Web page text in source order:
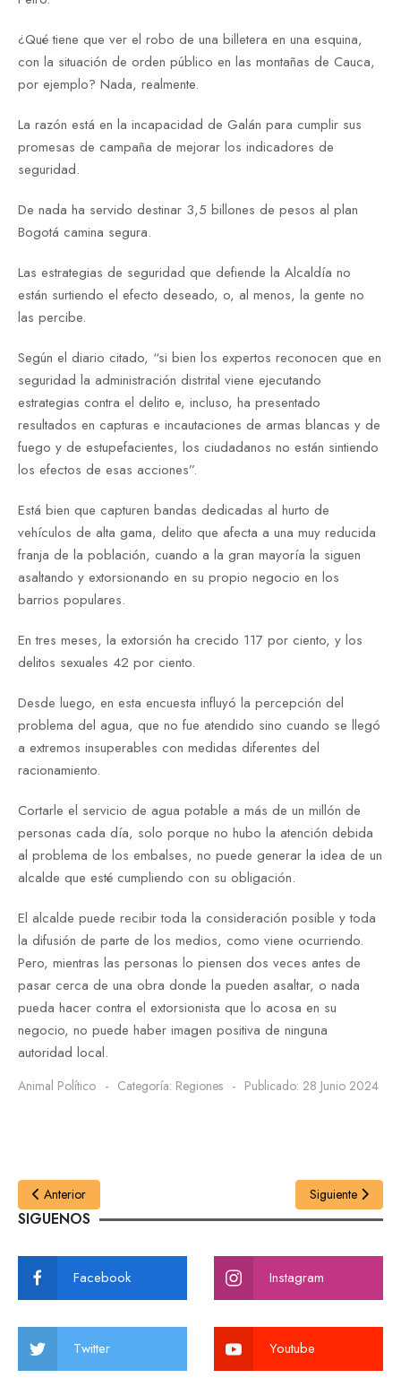
¿Qué tiene que ver el robo de una billetera en una esquina,
con la situación de orden público en las montañas de Cauca,
por ejemplo? Nada, realmente.
La razón está en la incapacidad de Galán para cumplir sus
promesas de campaña de mejorar los indicadores de
seguridad.
De nada ha servido destinar 3,5 billones de pesos al plan
Bogotá camina segura.
Las estrategias de seguridad que defiende la Alcaldía no
están surtiendo el efecto deseado, o, al menos, la gente no
las percibe.
Según el diario citado, “si bien los expertos reconocen que en
seguridad la administración distrital viene ejecutando
estrategias contra el delito e, incluso, ha presentado
resultados en capturas e incautaciones de armas blancas y de
fuego y de estupefacientes, los ciudadanos no están sintiendo
los efectos de esas acciones”.
Está bien que capturen bandas dedicadas al hurto de
vehículos de alta gama, delito que afecta a una muy reducida
franja de la población, cuando a la gran mayoría la siguen
asaltando y extorsionando en su propio negocio en los
barrios populares.
En tres meses, la extorsión ha crecido 117 por ciento, y los
delitos sexuales 42 por ciento.
Desde luego, en esta encuesta influyó la percepción del
problema del agua, que no fue atendido sino cuando se llegó
a extremos insuperables con medidas diferentes del
racionamiento.
Cortarle el servicio de agua potable a más de un millón de
personas cada día, solo porque no hubo la atención debida
al problema de los embalses, no puede generar la idea de un
alcalde que esté cumpliendo con su obligación.
El alcalde puede recibir toda la consideración posible y toda
la difusión de parte de los medios, como viene ocurriendo.
Pero, mientras las personas lo piensen dos veces antes de
pasar cerca de una obra donde la pueden asaltar, o nada
pueda hacer contra el extorsionista que lo acosa en su
negocio, no puede haber imagen positiva de ninguna
autoridad local.
Animal Político Categoría: Regiones Publicado: 28 Junio 2024
Anterior Siguiente
SIGUENOS
Facebook Instagram
Twitter Youtube